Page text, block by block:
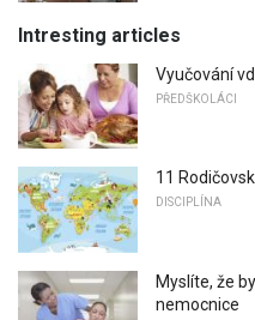
Intresting articles
Vyučování
PŘEDŠKOLÁCI
11
DISCIPLÍNA
Myslíte, že
nemocnice